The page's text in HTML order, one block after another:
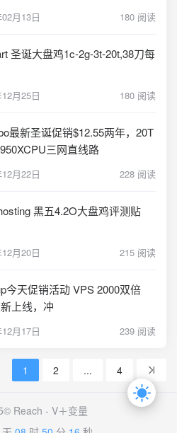
月13日 180 阅读
刀每
月25日 180 阅读
最新圣诞促销$12.55两年，20T
三网直线路
月22日 228 阅读
黑五4.2O大盘鸡评测贴
月20日 215 阅读
今天促销活动 VPS 2000双倍
上线，冲
月17日 239 阅读
1 2 ... 4
Reach - V＋变量